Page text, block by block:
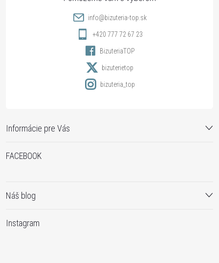
p
i
u
Informácie pre Vás
info@bizuteria-top.sk
+420 777 72 67 23
BizuteriaTOP
bizuterietop
bizuteria_top
FACEBOOK
Náš blog
Instagram